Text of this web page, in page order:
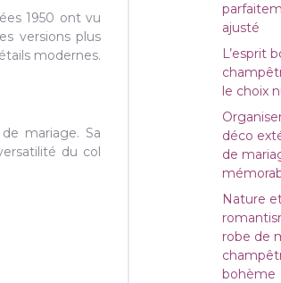
1950 ont vu
versions plus
modernes.
mariage. Sa
du col
ajusté
L’esprit
le choix
déco
de
Nature
robe de
bohème